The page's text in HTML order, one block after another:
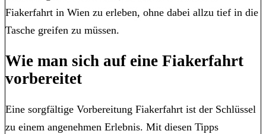
Fiakerfahrt in Wien zu erleben, ohne dabei allzu tief in die
Tasche greifen zu müssen.
Wie man sich auf eine Fiakerfahrt
vorbereitet
Eine sorgfältige Vorbereitung Fiakerfahrt ist der Schlüssel
zu einem angenehmen Erlebnis. Mit diesen Tipps